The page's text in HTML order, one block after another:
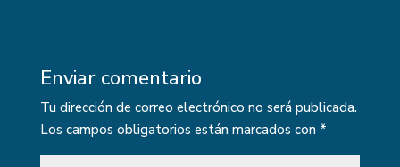
Enviar comentario
Tu dirección de correo electrónico no será publicada.
Los campos obligatorios están marcados con *